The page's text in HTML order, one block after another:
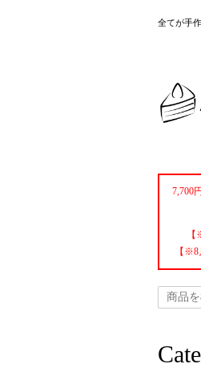
全てが手
7,700
【※8